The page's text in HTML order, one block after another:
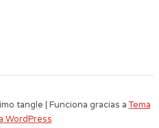
tangle | Funciona gracias aTema
WordPress